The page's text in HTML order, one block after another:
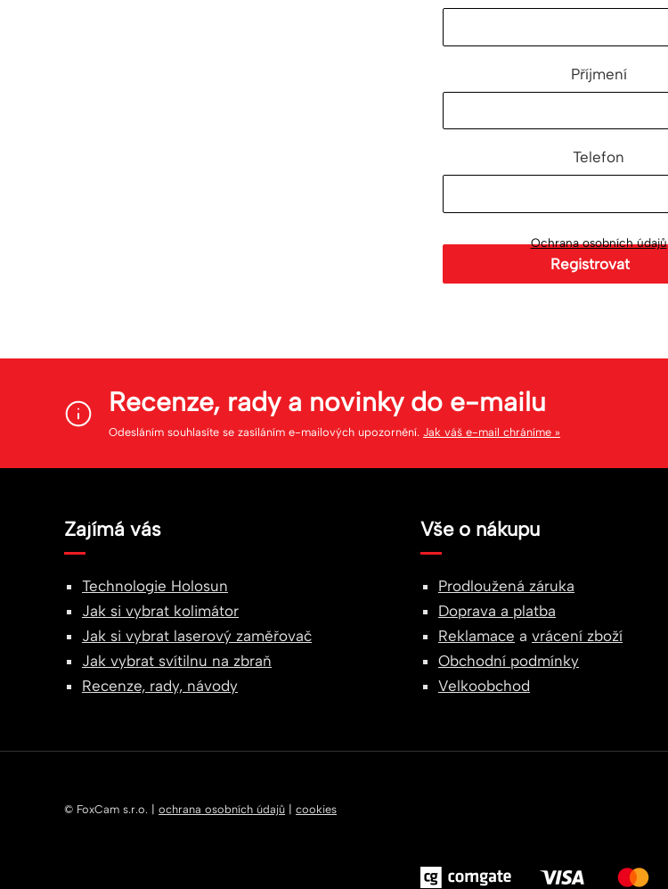
Příjmení
Telefon
Ochrana osobních údajů
Recenze, rady a novinky do e-mailu
Odesláním souhlasíte se zasíláním e-mailových upozornění. Jak váš e-mail chráníme »
Zajímá vás
Technologie Holosun
Jak si vybrat kolimátor
Jak si vybrat laserový zaměřovač
Jak vybrat svítilnu na zbraň
Recenze, rady, návody
Vše o nákupu
Prodloužená záruka
Doprava a platba
Reklamace a vrácení zboží
Obchodní podmínky
Velkoobchod
© FoxCam s.r.o. | ochrana osobních údajů cookies